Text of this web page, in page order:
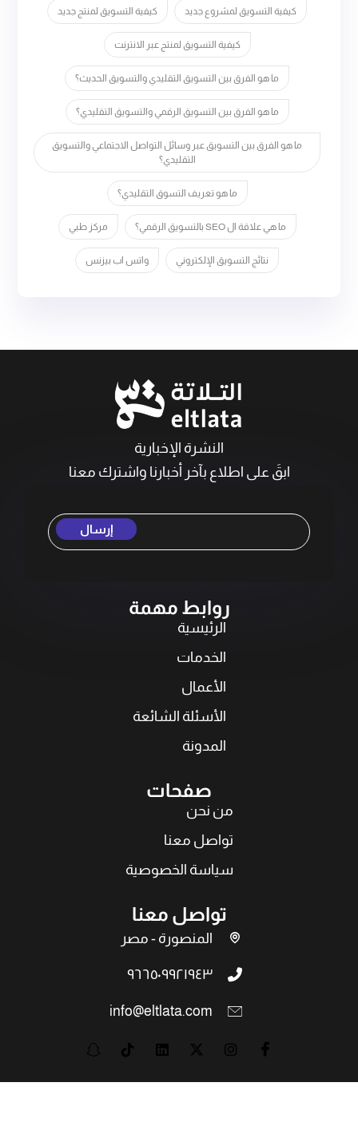
كيفية التسويق لمشروع جديد كيفية التسويق لمنتج جديد
كيفية التسويق لمنتج عبر الانترنت
ما هو الفرق بين التسويق التقليدي والتسويق الحديث؟
ما هو الفرق بين التسويق الرقمي والتسويق التقليدي؟
ما هو الفرق بين التسويق عبر وسائل التواصل الاجتماعي والتسويق
التقليدي؟
ما هو تعريف التسوق التقليدي؟
ما هي علاقة ال SEO بالتسويق الرقمي؟ مركز طبي
نتائج التسويق الإلكتروني واتس اب بيزنس
النشرة الإخبارية
ابقَ على اطلاع بآخر أخبارنا واشترك معنا
إرسال
روابط مهمة
الرئيسية
الخدمات
الأعمال
الأسئلة الشائعة
المدونة
صفحات
من نحن
تواصل معنا
سياسة الخصوصية
تواصل معنا
المنصورة - مصر
٩٦٦٥٠٩٩٢١٩٤٣
info@eltlata.com